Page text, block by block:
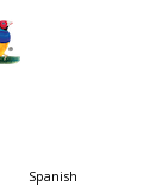
Spanish